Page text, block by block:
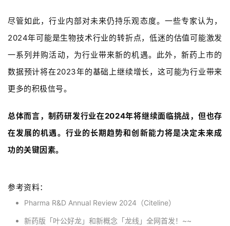
尽管如此，行业内部对未来仍持乐观态度。一些专家认为，
2024年可能是生物技术行业的转折点，低迷的估值可能激发
一系列并购活动，为行业带来新的机遇。此外，新药上市的
数据预计将在2023年的基础上继续增长，这可能为行业带来
更多的积极信号。
总体而言，制药研发行业在2024年将继续面临挑战，但也存
在发展的机遇。行业的长期趋势和创新能力将是决定未来成
功的关键因素。
参考资料：
Pharma R&D Annual Review 2024（Citeline）
新药版「叶公好龙」和新概念「龙线」全网首发！~~